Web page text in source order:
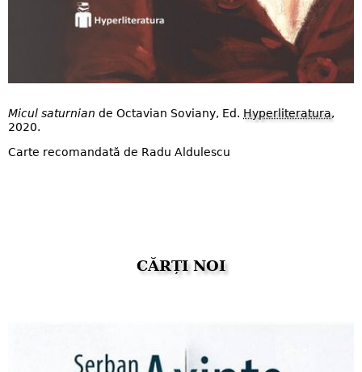
Micul saturnian de Octavian Soviany, Ed. Hyperliteratura,
2020.
Carte recomandată de Radu Aldulescu
CĂRȚI NOI